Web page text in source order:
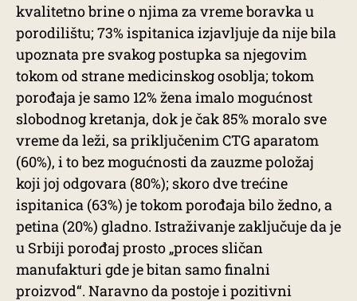
kvalitetno brine o njima za vreme boravka u
porodilištu; 73% ispitanica izjavljuje da nije bila
upoznata pre svakog postupka sa njegovim
tokom od strane medicinskog osoblja; tokom
porođaja je samo 12% žena imalo mogućnost
slobodnog kretanja, dok je čak 85% moralo sve
vreme da leži, sa priključenim CTG aparatom
(60%), i to bez mogućnosti da zauzme položaj
koji joj odgovara (80%); skoro dve trećine
ispitanica (63%) je tokom porođaja bilo žedno, a
petina (20%) gladno. Istraživanje zaključuje da je
u Srbiji porođaj prosto „proces sličan
manufakturi gde je bitan samo finalni
proizvod“. Naravno da postoje i pozitivni